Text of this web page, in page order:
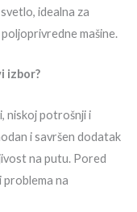
idealna za
mašine.
izbor?
niskoj potrošnji i
i savršen dodatak
na putu. Pored
na